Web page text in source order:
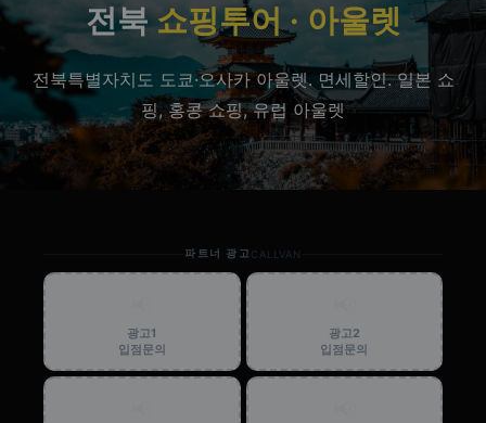
전북쇼핑투어 · 아울렛
전북특별자치도 도쿄·오사카 아울렛. 면세할인. 일본 쇼
핑, 홍콩 쇼핑, 유럽 아울렛
파트너 광고CALLVAN
광고1
입점문의
광고2
입점문의